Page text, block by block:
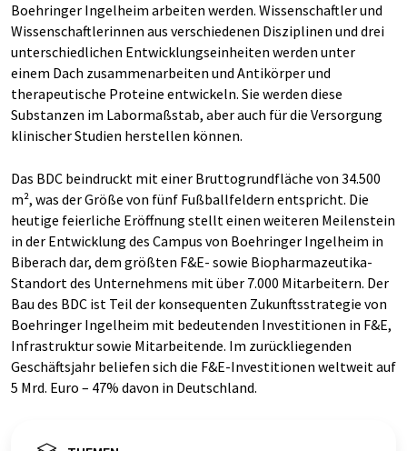
Boehringer Ingelheim arbeiten werden. Wissenschaftler und
Wissenschaftlerinnen aus verschiedenen Disziplinen und drei
unterschiedlichen Entwicklungseinheiten werden unter
einem Dach zusammenarbeiten und Antikörper und
therapeutische Proteine entwickeln. Sie werden diese
Substanzen im Labormaßstab, aber auch für die Versorgung
klinischer Studien herstellen können.
Das BDC beindruckt mit einer Bruttogrundfläche von 34.500
m², was der Größe von fünf Fußballfeldern entspricht. Die
heutige feierliche Eröffnung stellt einen weiteren Meilenstein
in der Entwicklung des Campus von Boehringer Ingelheim in
Biberach dar, dem größten F&E- sowie Biopharmazeutika-
Standort des Unternehmens mit über 7.000 Mitarbeitern. Der
Bau des BDC ist Teil der konsequenten Zukunftsstrategie von
Boehringer Ingelheim mit bedeutenden Investitionen in F&E,
Infrastruktur sowie Mitarbeitende. Im zurückliegenden
Geschäftsjahr beliefen sich die F&E-Investitionen weltweit auf
5 Mrd. Euro – 47% davon in Deutschland.